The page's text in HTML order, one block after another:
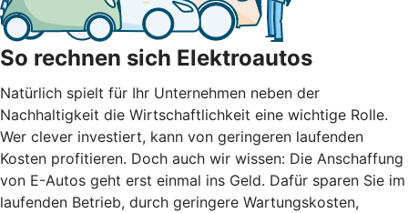
So rechnen sich Elektroautos
Natürlich spielt für Ihr Unternehmen neben der
Nachhaltigkeit die Wirtschaftlichkeit eine wichtige Rolle.
Wer clever investiert, kann von geringeren laufenden
Kosten profitieren. Doch auch wir wissen: Die Anschaffung
von E-Autos geht erst einmal ins Geld. Dafür sparen Sie im
laufenden Betrieb, durch geringere Wartungskosten,